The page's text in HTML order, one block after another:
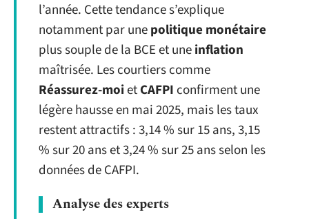
l’année. Cette tendance s’explique
notamment par unepolitique monétaire
plus souple de la BCE et uneinflation
maîtrisée. Les courtiers comme
Réassurez-moietCAFPI confirment une
légère hausse en mai 2025, mais les taux
restent attractifs : 3,14 % sur 15 ans, 3,15
% sur 20 ans et 3,24 % sur 25 ans selon les
données de CAFPI.
Analyse des experts